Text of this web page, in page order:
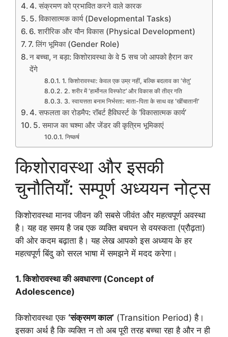
4. संक्रमण को प्रभावित करने वाले कारक
5. विकासात्मक कार्य (Developmental Tasks)
6. शारीरिक और यौन विकास (Physical Development)
7. लिंग भूमिका (Gender Role)
न बच्चा, न बड़ा: किशोरावस्था के वे 5 सच जो आपको हैरान कर
देंगे
1. किशोरावस्था: केवल एक उम्र नहीं, बल्कि बदलाव का ‘सेतु’
2. शरीर में ‘हार्मोनल विस्फोट’ और विकास की तीव्र गति
3. स्वायत्तता बनाम निर्भरता: माता-पिता के साथ वह ‘खींचातानी’
4. सफलता का रोडमैप: रॉबर्ट हैविघर्स्ट के ‘विकासात्मक कार्य’
5. समाज का चश्मा और जेंडर की कृत्रिम भूमिकाएं
निष्कर्ष
किशोरावस्था और इसकी
चुनौतियाँ: सम्पूर्ण अध्ययन नोट्स
किशोरावस्था मानव जीवन की सबसे जीवंत और महत्वपूर्ण अवस्था
है। यह वह समय है जब एक व्यक्ति बचपन से वयस्कता (प्रौढ़ता)
की ओर कदम बढ़ाता है। यह लेख आपको इस अध्याय के हर
महत्वपूर्ण बिंदु को सरल भाषा में समझने में मदद करेगा।
1. किशोरावस्था की अवधारणा (Concept of
Adolescence)
किशोरावस्था एक ‘संक्रमण काल’ (Transition Period) है।
इसका अर्थ है कि व्यक्ति न तो अब पूरी तरह बच्चा रहा है और न ही